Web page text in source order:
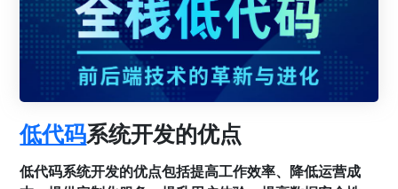
低代码系统开发的优点
低代码系统开发的优点包括提高工作效率、降低运营成